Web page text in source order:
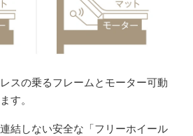
スの乗るフレームとモーター可動
す。
結しない安全な「フリーホイール